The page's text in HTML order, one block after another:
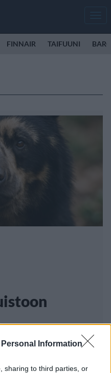
Information
sharing to third parties, or
FINNAIR TAIFUUNI